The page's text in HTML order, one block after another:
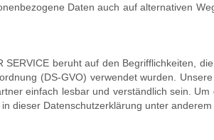
Daten auch auf alternativen
SERVICE beruht auf den Begrifflichkeiten,
(DS-GVO) verwendet wurden.
einfach lesbar und verständlich sein.
dieser Datenschutzerklärung unter